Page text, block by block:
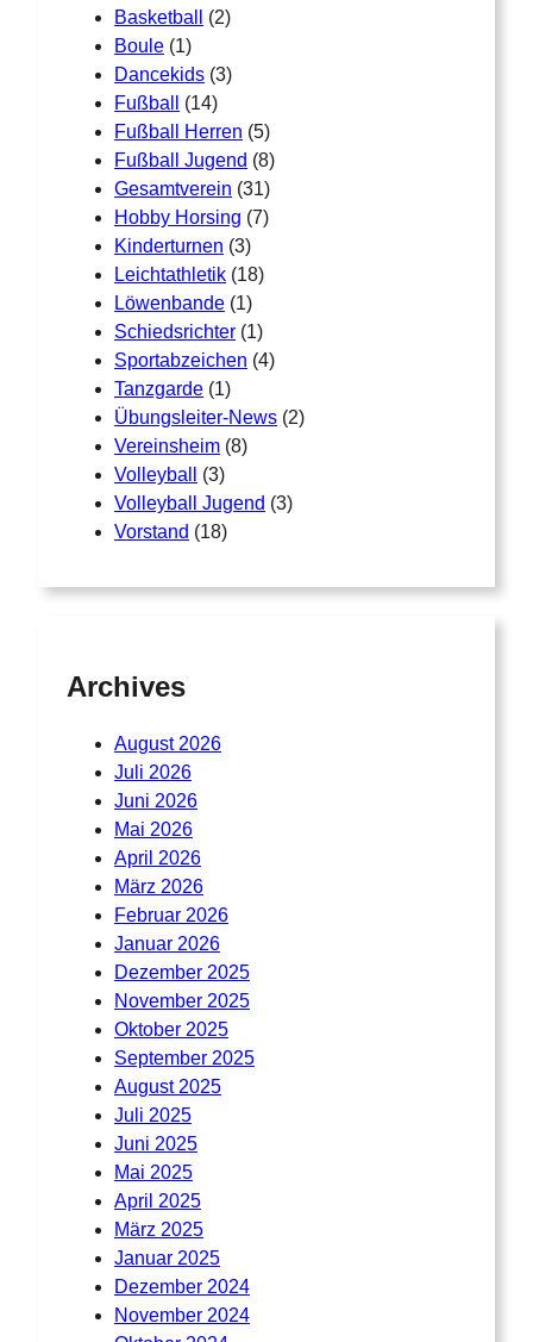
Basketball
(2)
Boule (1)
Dancekids (3)
Fußball
(14)
Fußball Herren (5)
Fußball Jugend (8)
Gesamtverein (31)
Hobby Horsing (7)
Kinderturnen (3)
Leichtathletik (18)
Löwenbande (1)
Schiedsrichter (1)
Sportabzeichen (4)
Tanzgarde (1)
Übungsleiter-News (2)
Vereinsheim (8)
Volleyball
(3)
Volleyball Jugend (3)
Vorstand (18)
Archives
August 2026
Juli 2026
Juni 2026
Mai 2026
April 2026
März 2026
Februar 2026
Januar 2026
Dezember 2025
November 2025
Oktober 2025
September 2025
August 2025
Juli 2025
Juni 2025
Mai 2025
April 2025
März 2025
Januar 2025
Dezember 2024
November 2024